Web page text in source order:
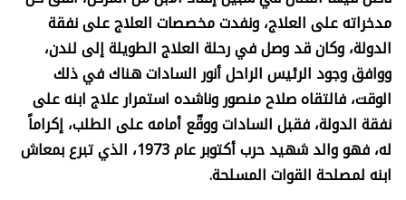
مدخراته على العلاج، ونفدت مخصصات العلاج على نفقة
الدولة، وكان قد وصل في رحلة العلاج الطويلة إلى لندن،
ووافق وجود الرئيس الراحل أنور السادات هناك في ذلك
الوقت، فالتقاه صلاح منصور وناشده استمرار علاج ابنه على
نفقة الدولة، فقبل السادات ووقّع أمامه على الطلب، إكراماً
له، فهو والد شهيد حرب أكتوبر عام 1973، الذي تبرع بمعاش
ابنه لمصلحة القوات المسلحة.